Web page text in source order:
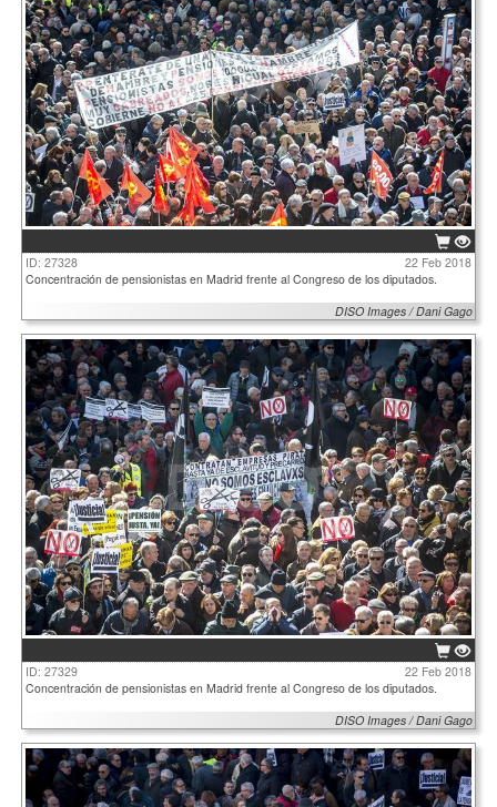
ID: 27328
22 Feb 2018
Concentración de pensionistas en Madrid frente al Congreso de los diputados.
DISO Images / Dani Gago
ID: 27329
22 Feb 2018
Concentración de pensionistas en Madrid frente al Congreso de los diputados.
DISO Images / Dani Gago